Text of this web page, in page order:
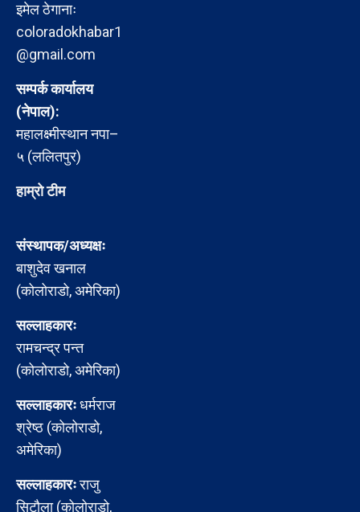
इमेल ठेगानाः
coloradokhabar1
@gmail.com
सम्पर्क कार्यालय
(नेपाल):
महालक्ष्मीस्थान नपा–
५ (ललितपुर)
हाम्रो टीम
संस्थापक/अध्यक्षः
बाशुदेव खनाल
(कोलोराडो, अमेरिका)
सल्लाहकारः
रामचन्द्र पन्त
(कोलोराडो, अमेरिका)
सल्लाहकारःधर्मराज
श्रेष्ठ (कोलोराडो,
अमेरिका)
सल्लाहकारःराजु
सिटौला (कोलोराडो,